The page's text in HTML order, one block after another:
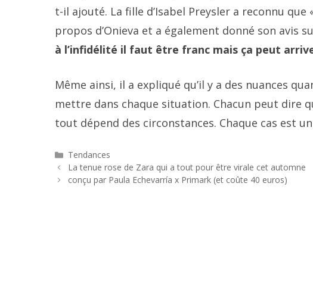
t-il ajouté. La fille d’Isabel Preysler a reconnu
propos d’Onieva et a également donné son avis
à l’infidélité il faut être franc mais ça peut
Même ainsi, il a expliqué qu’il y a des nuances
mettre dans chaque situation. Chacun peut dire
tout dépend des circonstances. Chaque cas est
Catégories
Tendances
Navigation
des
La tenue rose de Zara qui a tout pour être virale cet automne
conçu par Paula Echevarría x Primark (et coûte 40 euros)